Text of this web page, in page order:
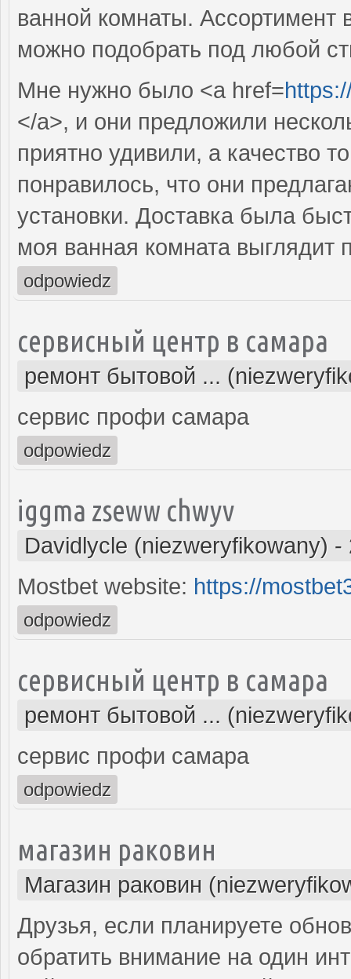
ванной комнаты. Ассортимент
можно подобрать под любой
Мне нужно было <a href=
</a>, и они предложили
приятно удивили, а качество
понравилось, что они
установки. Доставка была
моя ванная комната выглядит
odpowiedz
сервисный центр в самара
ремонт бытовой ...
сервис профи самара
odpowiedz
iggma zseww chwyv
Davidlycle (niezweryfikowany) -
Mostbet website: https://
odpowiedz
сервисный центр в самара
ремонт бытовой ...
сервис профи самара
odpowiedz
магазин раковин
Магазин раковин
Друзья, если планируете
обратить внимание на один